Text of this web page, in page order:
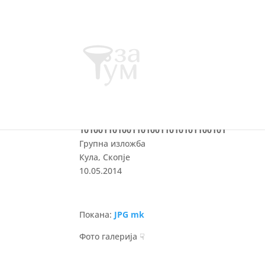
1010011010011010011010101100101
Групна изложба
Кула, Скопје
10.05.2014
Покана: JPG mk
Фото галерија ☟